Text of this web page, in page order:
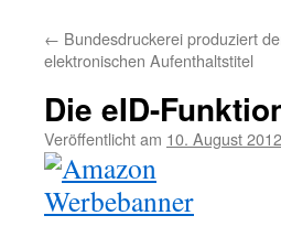
← Bundesdruckerei produziert
elektronischen Aufenthaltstitel
Die eID-
Veröffentlicht am 10. August 2012